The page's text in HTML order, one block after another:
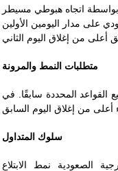
متطلبات النمط والمرونة
القواعد المحددة سابقًا. في
سلوك المتداول
الصعودية نمط الابتلاع